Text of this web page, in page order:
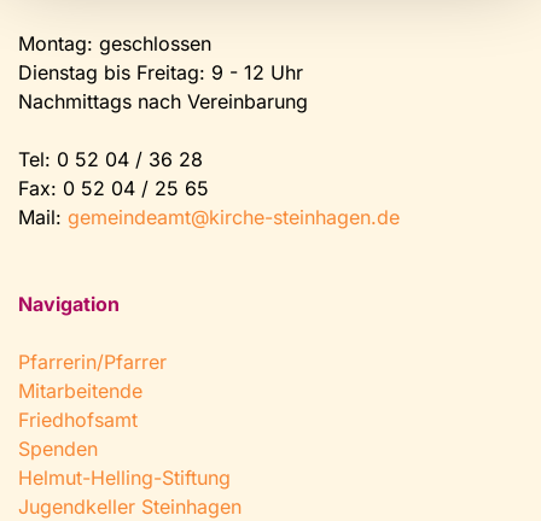
Montag: geschlossen
Dienstag bis Freitag: 9 - 12 Uhr
Nachmittags nach Vereinbarung
Tel: 0 52 04 / 36 28
Fax: 0 52 04 / 25 65
Mail: gemeindeamt@kirche-steinhagen.de
Navigation
Pfarrerin/Pfarrer
Mitarbeitende
Friedhofsamt
Spenden
Helmut-Helling-Stiftung
Jugendkeller Steinhagen